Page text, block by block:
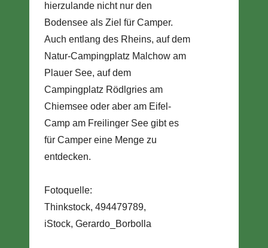
hierzulande nicht nur den
Bodensee als Ziel für Camper.
Auch entlang des Rheins, auf dem
Natur-Campingplatz Malchow am
Plauer See, auf dem
Campingplatz Rödlgries am
Chiemsee oder aber am Eifel-
Camp am Freilinger See gibt es
für Camper eine Menge zu
entdecken.
Fotoquelle:
Thinkstock, 494479789,
iStock, Gerardo_Borbolla